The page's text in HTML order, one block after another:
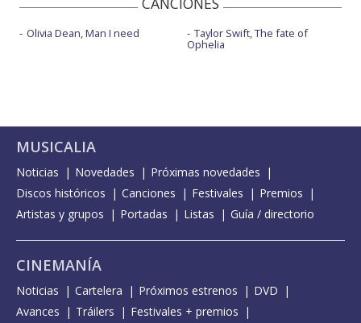
Olivia Dean, Man I need Taylor Swift, The fate of
Ophelia
MUSICALIA
Noticias Novedades
Próximas novedades
Discos históricos
Canciones Festivales
Premios
Artistas y grupos
Portadas Listas Guía / directorio
CINEMANÍA
Noticias Cartelera Próximos estrenos
DVD
Avances
Tráilers Festivales + premios